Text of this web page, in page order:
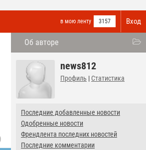
Вход
в мою ленту 3157
Об авторе
news812
Профиль | Статистика
Последние добавленные новости
Одобренные новости
Френдлента последних новостей
Последние комментарии